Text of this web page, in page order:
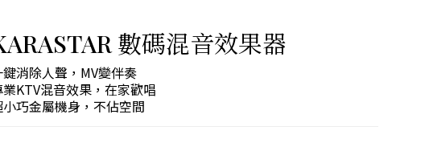
數碼混音效果器
鍵消除人聲，MV變伴奏
業KTV混音效果，在家歡唱
巧金屬機身，不佔空間